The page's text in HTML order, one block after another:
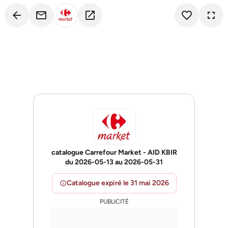
arrow_back email open_in_new favorite_border fullscreen
catalogue Carrefour Market - AID KBIR
du 2026-05-13 au 2026-05-31
infoCatalogue expiré le 31 mai 2026
PUBLICITÉ